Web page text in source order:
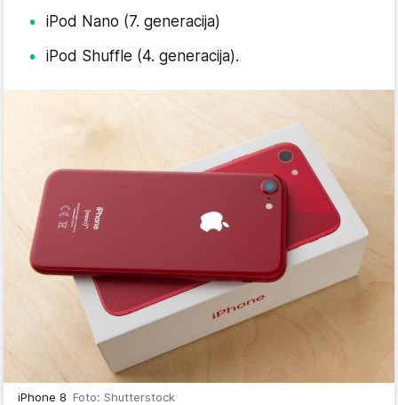
iPod Nano (7. generacija)
iPod Shuffle (4. generacija).
iPhone 8 Foto: Shutterstock